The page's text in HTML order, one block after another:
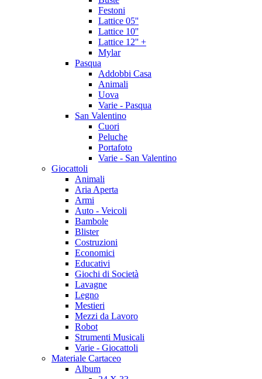
Festoni
Lattice 05''
Lattice 10''
Lattice 12'' +
Mylar
Pasqua
Addobbi Casa
Animali
Uova
Varie - Pasqua
San Valentino
Cuori
Peluche
Portafoto
Varie - San Valentino
Giocattoli
Animali
Aria Aperta
Armi
Auto - Veicoli
Bambole
Blister
Costruzioni
Economici
Educativi
Giochi di Società
Lavagne
Legno
Mestieri
Mezzi da Lavoro
Robot
Strumenti Musicali
Varie - Giocattoli
Materiale Cartaceo
Album